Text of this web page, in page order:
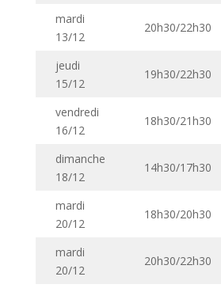
mardi
13/12
20h30/22h30
jeudi
15/12
19h30/22h30
vendredi
16/12
18h30/21h30
dimanche
18/12
14h30/17h30
mardi
20/12
18h30/20h30
mardi
20/12
20h30/22h30